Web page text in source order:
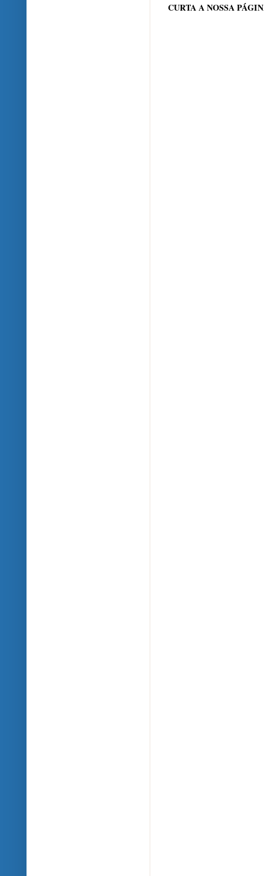
CURTA A NOSSA